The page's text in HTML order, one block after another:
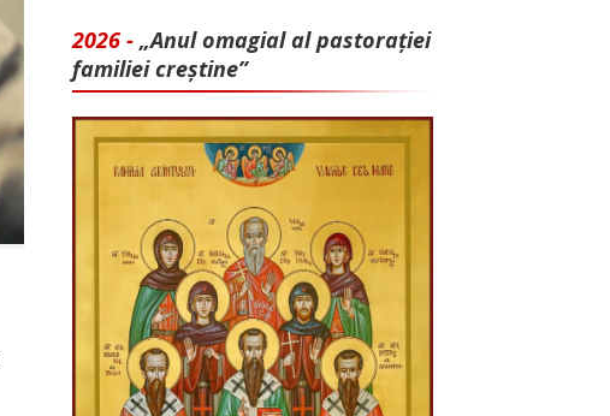
2026 - „Anul omagial al pastorației
familiei creștine”